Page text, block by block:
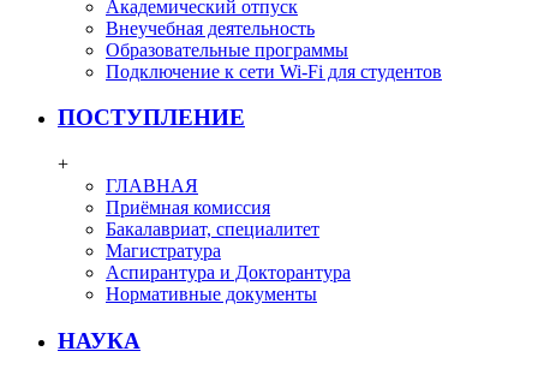
Академический отпуск
Внеучебная деятельность
Образовательные программы
Подключение к сети Wi-Fi для студентов
ПОСТУПЛЕНИЕ
+
ГЛАВНАЯ
Приёмная комиссия
Бакалавриат, специалитет
Магистратура
Аспирантура и Докторантура
Нормативные документы
НАУКА